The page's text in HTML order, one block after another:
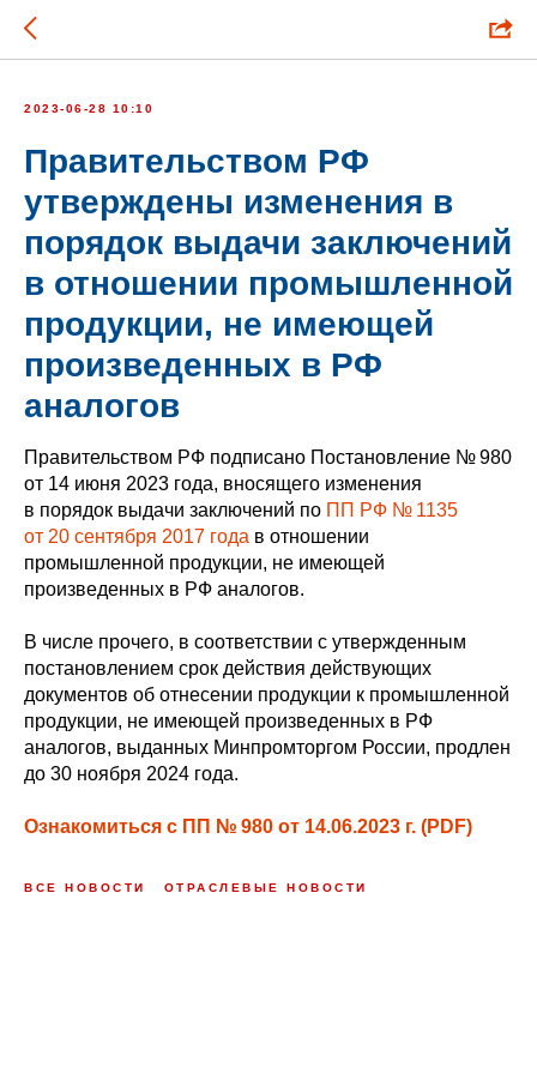
2023-06-28 10:10
Правительством РФ
утверждены изменения в
порядок выдачи заключений
в отношении промышленной
продукции, не имеющей
произведенных в РФ
аналогов
Правительством РФ подписано Постановление № 980
от 14 июня 2023 года, вносящего изменения
в порядок выдачи заключений по ПП РФ № 1135
от 20 сентября 2017 года в отношении
промышленной продукции, не имеющей
произведенных в РФ аналогов.
В числе прочего, в соответствии с утвержденным
постановлением срок действия действующих
документов об отнесении продукции к промышленной
продукции, не имеющей произведенных в РФ
аналогов, выданных Минпромторгом России, продлен
до 30 ноября 2024 года.
Ознакомиться с ПП № 980 от 14.06.2023 г. (PDF)
ВСЕ НОВОСТИ ОТРАСЛЕВЫЕ НОВОСТИ